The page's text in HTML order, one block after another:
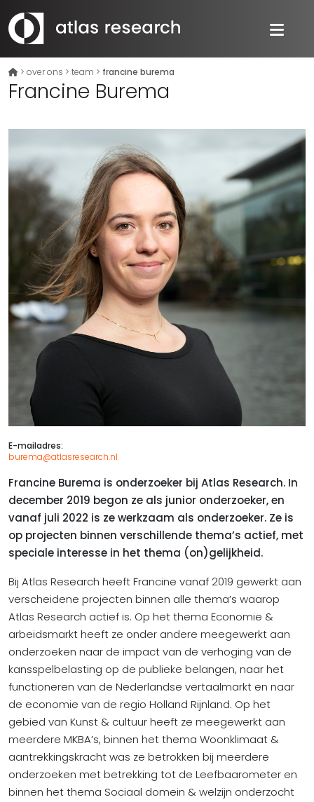
> over ons > team > francine burema
Francine Burema
E-mailadres:
burema@atlasresearch.nl
Francine Burema is onderzoeker bij Atlas Research. In
december 2019 begon ze als junior onderzoeker, en
vanaf juli 2022 is ze werkzaam als onderzoeker. Ze is
op projecten binnen verschillende thema’s actief, met
speciale interesse in het thema (on)gelijkheid.
Bij Atlas Research heeft Francine vanaf 2019 gewerkt aan
verscheidene projecten binnen alle thema’s waarop
Atlas Research actief is. Op het thema Economie &
arbeidsmarkt heeft ze onder andere meegewerkt aan
onderzoeken naar de impact van de verhoging van de
kansspelbelasting op de publieke belangen, naar het
functioneren van de Nederlandse vertaalmarkt en naar
de economie van de regio Holland Rijnland. Op het
gebied van Kunst & cultuur heeft ze meegewerkt aan
meerdere MKBA’s, binnen het thema Woonklimaat &
aantrekkingskracht was ze betrokken bij meerdere
onderzoeken met betrekking tot de Leefbaarometer en
binnen het thema Sociaal domein & welzijn onderzocht